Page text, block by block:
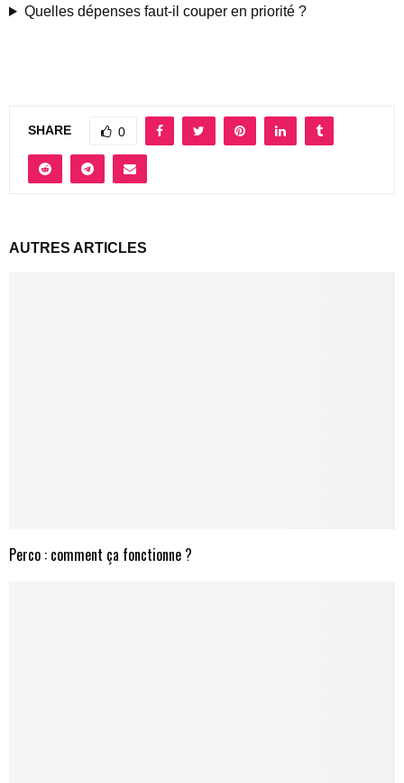
Quelles dépenses faut-il couper en priorité ?
SHARE 0
AUTRES ARTICLES
Perco : comment ça fonctionne ?